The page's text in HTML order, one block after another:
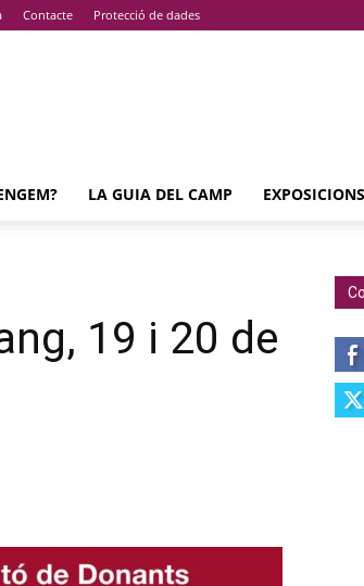
Contacte Protecció de dades
LA GUIA DEL CAMP EXPOSICIONS
19 i 20 de